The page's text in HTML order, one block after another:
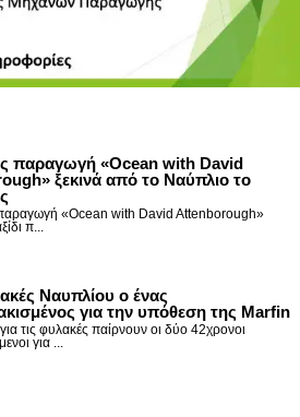
παραγωγή «Ocean with David
ξεκινά από το Ναύπλιο το
«Ocean with David Attenborough»
π...
Ναυπλίου ο ένας
για την υπόθεση της Marfin
τις φυλακές παίρνουν οι δύο 42χρονοι
για ...